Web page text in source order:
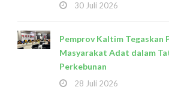
30 Juli 2026
Pemprov Kaltim Tegaskan
Masyarakat Adat dalam
Perkebunan
28 Juli 2026